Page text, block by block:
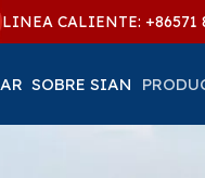
LINEA CALIENTE: +86571
SOBRE SIAN